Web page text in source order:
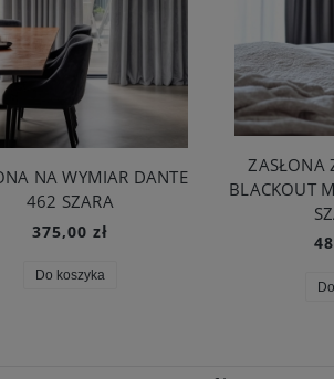
NA WYMIAR DANTE
462 SZARA
375,00 zł
Do koszyka
ZASŁONA
BLACKOUT